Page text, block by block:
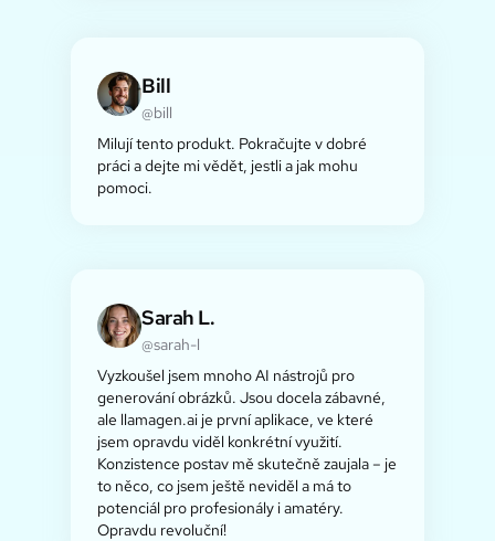
Bill
@bill
Milují tento produkt. Pokračujte v dobré
práci a dejte mi vědět, jestli a jak mohu
pomoci.
Sarah L.
@sarah-l
Vyzkoušel jsem mnoho AI nástrojů pro
generování obrázků. Jsou docela zábavné,
ale llamagen.ai je první aplikace, ve které
jsem opravdu viděl konkrétní využití.
Konzistence postav mě skutečně zaujala – je
to něco, co jsem ještě neviděl a má to
potenciál pro profesionály i amatéry.
Opravdu revoluční!